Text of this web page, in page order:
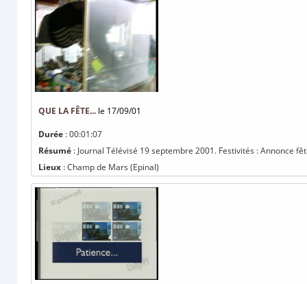
QUE LA FÊTE... le 17/09/01
Durée : 00:01:07
Résumé : Journal Télévisé 19 septembre 2001. Festivités : Annonce
Lieux : Champ de Mars (Epinal)